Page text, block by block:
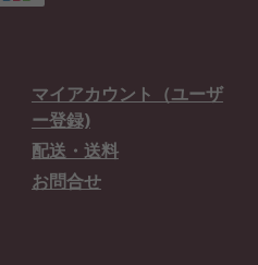
マイアカウント（ユーザ
ー登録)
配送・送料
お問合せ